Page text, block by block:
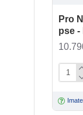
Pro
pse -